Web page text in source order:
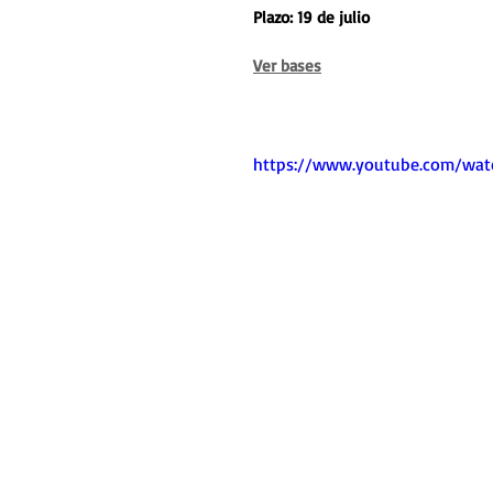
Plazo: 19 de julio
Ver bases
https://www.youtube.com/